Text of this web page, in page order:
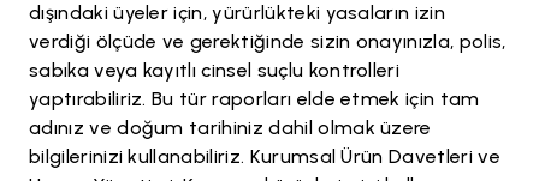
dışındaki üyeler için, yürürlükteki yasaların izin
verdiği ölçüde ve gerektiğinde sizin onayınızla, polis,
sabıka veya kayıtlı cinsel suçlu kontrolleri
yaptırabiliriz. Bu tür raporları elde etmek için tam
adınız ve doğum tarihiniz dahil olmak üzere
bilgilerinizi kullanabiliriz. Kurumsal Ürün Davetleri ve